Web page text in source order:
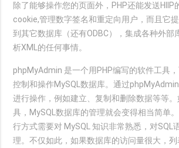
除了能够操作您的页面外，PHP还能发送HIIP
cookie,管理数字签名和重定向用户，而且它
到其它数据库（还有ODBC），集成各种外部
析XML的任何事情。
phpMyAdmin 是一个用PHP编写的软件工具
控制和操作MySQL数据库。通过
进行操作，例如建立、复制和删除数据等等
具，MySQL数据库的管理就会变得相当简单
行方式需要对 MySQL 知识非常熟悉，对SQL
理。不仅如此，如果数据库的访问量很大，